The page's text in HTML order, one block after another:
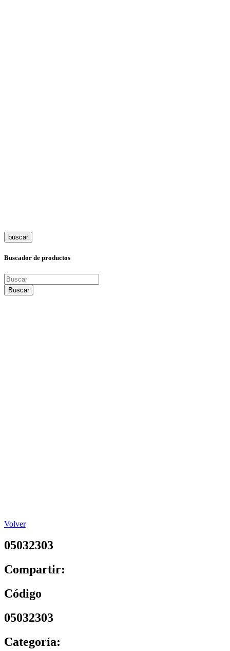
buscar
Buscador de productos
Volver
05032303
Compartir:
Código
05032303
Categoría: